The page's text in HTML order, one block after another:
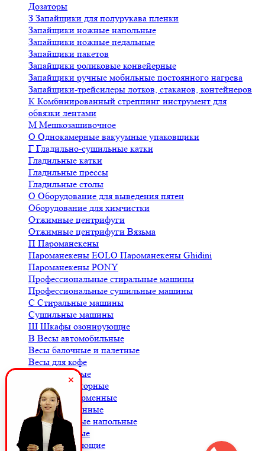
Дозаторы
З Запайщики для полурукава пленки
Запайщики ножные напольные
Запайщики ножные педальные
Запайщики пакетов
Запайщики роликовые конвейерные
Запайщики ручные мобильные постоянного нагрева
Запайщики-трейсилеры лотков, стаканов, контейнеров
К Комбинированный стреппинг инструмент для
обвязки лентами
М Мешкозашивочное
О Однокамерные вакуумные упаковщики
Г Гладильно-сушильные катки
Гладильные катки
Гладильные прессы
Гладильные столы
О Оборудование для выведения пятен
Оборудование для химчистки
Отжимные центрифуги
Отжимные центрифуги Вязьма
П Пароманекены
Пароманекены EOLO Пароманекены Ghidini
Пароманекены PONY
Профессиональные стиральные машины
Профессиональные сушильные машины
С Стиральные машины
Сушильные машины
Ш Шкафы озонирующие
В Весы автомобильные
Весы балочные и палетные
Весы для кофе
Весы крановые
Весы лабораторные
Весы платформенные
Весы порционные
Весы товарные напольные
Весы торговые
ККомплектующие